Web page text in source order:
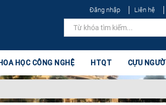
Đăng nhập Liên hệ
HỌC CÔNG NGHỆ HTQT CỰU